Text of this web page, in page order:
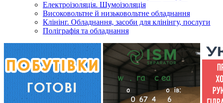
Електроізоляція. Шумоізоляція
Високовольтне й низьковольтне обладнання
Клінінг. Обладнання, засоби для клінінгу, послуги
Поліграфія та обладнання